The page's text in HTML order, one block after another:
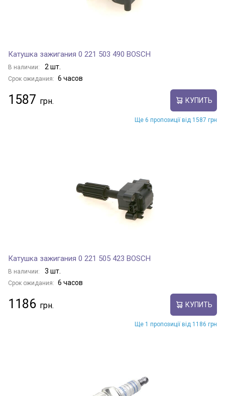
Катушка зажигания 0 221 503 490 BOSCH
В наличии: 2 шт.
Срок ожидания: 6 часов
1587 КУПИТЬ
Ще 6 пропозиції від 1587 грн
Катушка зажигания 0 221 505 423 BOSCH
В наличии: 3 шт.
Срок ожидания: 6 часов
1186 КУПИТЬ
Ще 1 пропозиції від 1186 грн